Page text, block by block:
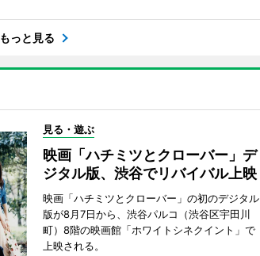
もっと見る
見る・遊ぶ
映画「ハチミツとクローバー」デ
ジタル版、渋谷でリバイバル上映
映画「ハチミツとクローバー」の初のデジタル
版が8月7日から、渋谷パルコ（渋谷区宇田川
町）8階の映画館「ホワイトシネクイント」で
上映される。